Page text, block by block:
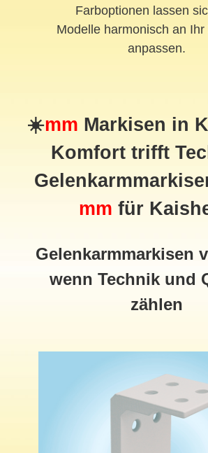
Farboptionen lassen
Modelle harmonisch an Ihr
anpassen.
☀️mm Markisen in
Komfort trifft
mm für
Gelenkarmmarkisen
wenn Technik und
zählen